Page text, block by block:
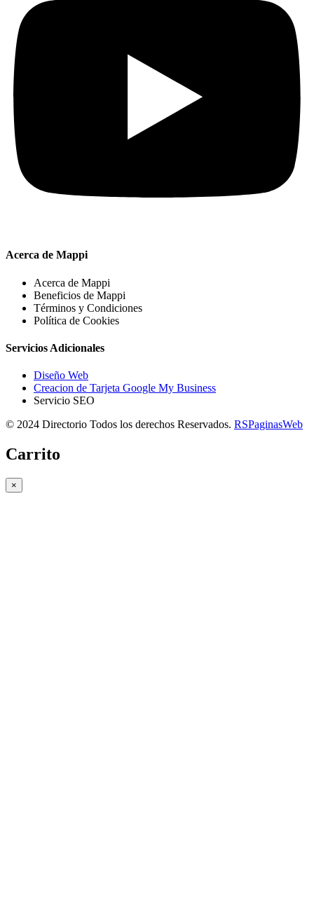
Acerca de Mappi
Acerca de Mappi
Beneficios de Mappi
Términos y Condiciones
Política de Cookies
Servicios Adicionales
Diseño Web
Creacion de Tarjeta Google My Business
Servicio SEO
© 2024 Directorio Todos los derechos Reservados. RSPaginasWeb
Carrito
×